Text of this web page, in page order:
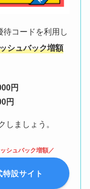
待コードを利用し
シュバック増額
円
円
しましょう。
シュバック増額／
設サイト